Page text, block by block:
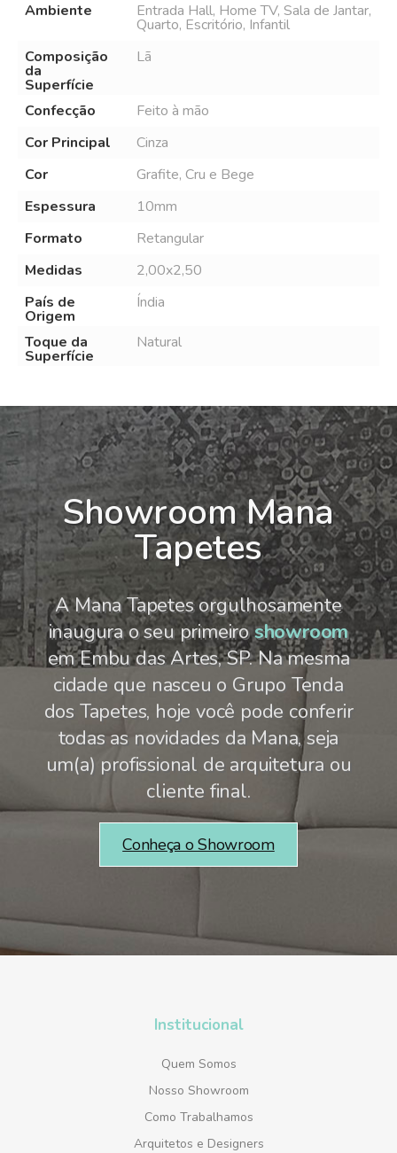
Ambiente
Entrada Hall, Home TV, Sala de Jantar,
Quarto, Escritório, Infantil
Composição
da
Superfície
Lã
Confecção
Feito à mão
Cor Principal
Cinza
Cor
Grafite, Cru e Bege
Espessura
10mm
Formato
Retangular
Medidas
2,00x2,50
País de
Origem
Índia
Toque da
Superfície
Natural
Showroom Mana
Tapetes
A Mana Tapetes orgulhosamente
inaugura o seu primeiroshowroom
em Embu das Artes, SP. Na mesma
cidade que nasceu o Grupo Tenda
dos Tapetes, hoje você pode conferir
todas as novidades da Mana, seja
um(a) profissional de arquitetura ou
cliente final.
Conheça o Showroom
Institucional
Quem Somos
Nosso Showroom
Como Trabalhamos
Arquitetos e Designers